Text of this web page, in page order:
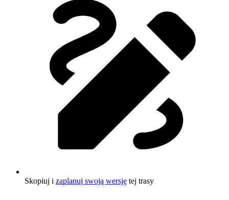
Skopiuj i zaplanuj swoją wersję tej trasy